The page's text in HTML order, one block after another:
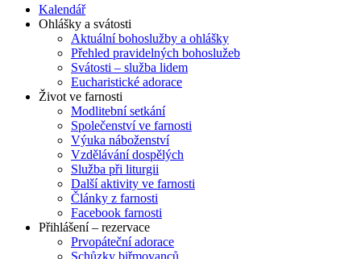
Kalendář
Ohlášky a svátosti
Aktuální bohoslužby a ohlášky
Přehled pravidelných bohoslužeb
Svátosti – služba lidem
Eucharistické adorace
Život ve farnosti
Modlitební setkání
Společenství ve farnosti
Výuka náboženství
Vzdělávání dospělých
Služba při liturgii
Další aktivity ve farnosti
Články z farnosti
Facebook farnosti
Přihlášení – rezervace
Prvopáteční adorace
Schůzky biřmovanců